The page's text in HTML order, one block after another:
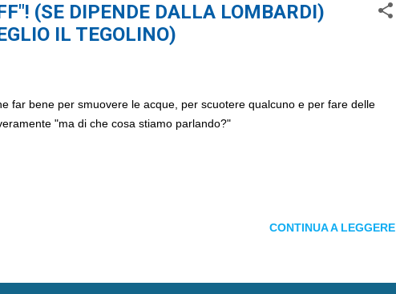
(SE DIPENDE DALLA LOMBARDI)
IL TEGOLINO)
far bene per smuovere le acque, per scuotere qualcuno e per fare delle
"ma di che cosa stiamo parlando?"
CONTINUA A LEGGERE